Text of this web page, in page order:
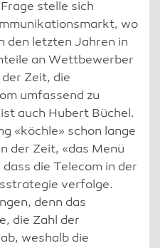
stelle sich
wo
den letzten Jahren in
an Wettbewerber
Zeit, die
umfassend zu
auch Hubert Büchel.
«köchle» schon lange
der Zeit, «das Menü
die Telecom in der
verfolge.
denn das
die Zahl der
weshalb die